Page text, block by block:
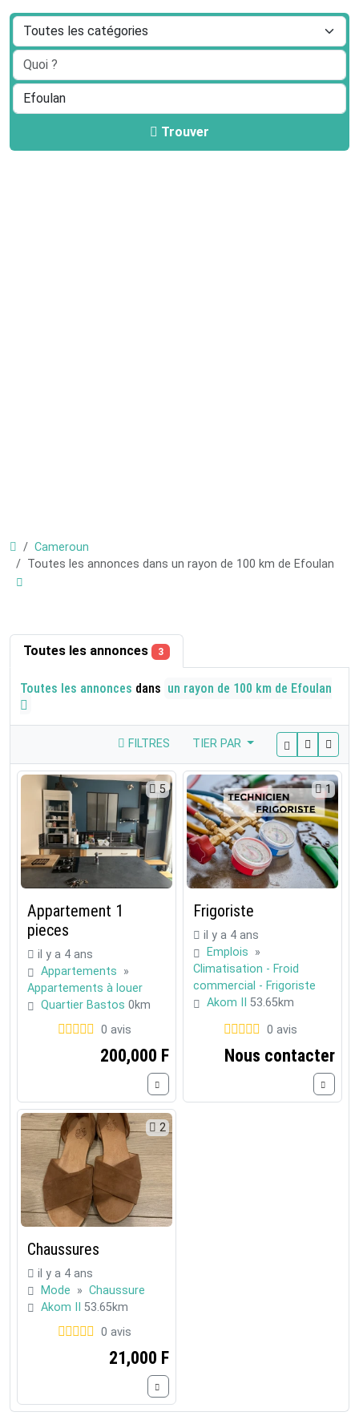
Trouver
Cameroun
Toutes les annonces dans un rayon de 100 km de Efoulan
Toutes les annonces 3
Toutes les annonces dans un rayon de 100 km de Efoulan
FILTRES TIER PAR
5
Appartement 1
pieces
il y a 4 ans
Appartements »
Appartements à louer
Quartier Bastos 0km
0 avis
200,000 F
1
Frigoriste
il y a 4 ans
Emplois »
Climatisation - Froid
commercial - Frigoriste
Akom II 53.65km
0 avis
Nous contacter
2
Chaussures
il y a 4 ans
Mode » Chaussure
Akom II 53.65km
0 avis
21,000 F